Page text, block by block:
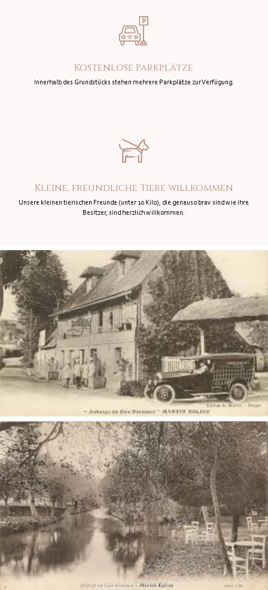
Kostenlose Parkplätze
Innerhalb des Grundstücks stehen mehrere Parkplätze zur Verfügung.
Kleine, freundliche Tiere willkommen
Unsere kleinen tierischen Freunde (unter 10 Kilo), die genauso brav sind wie ihre
Besitzer, sind herzlich willkommen.